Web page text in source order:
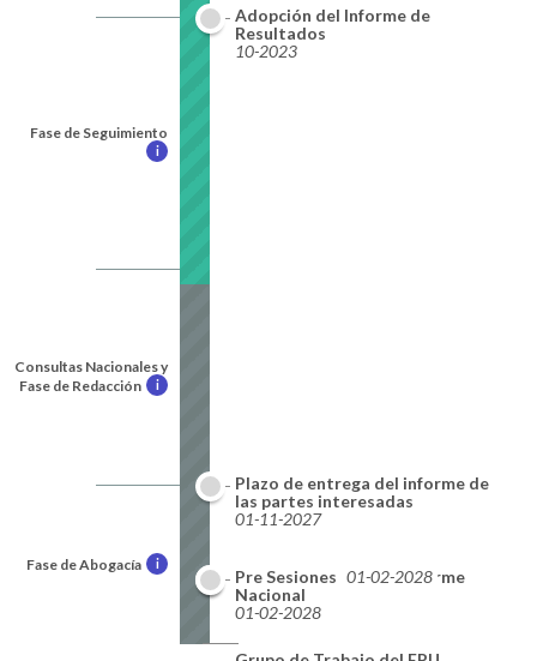
Fase de Seguimiento
i
Consultas Nacionales y
Fase de Redacción
i
Fase de Abogacía i
Adopción del Informe de
Resultados
10-2023
Plazo de entrega del informe de
las partes interesadas
01-11-2027
Plazo de entrega del informe
Nacional
01-02-2028
Pre Sesiones 01-02-2028